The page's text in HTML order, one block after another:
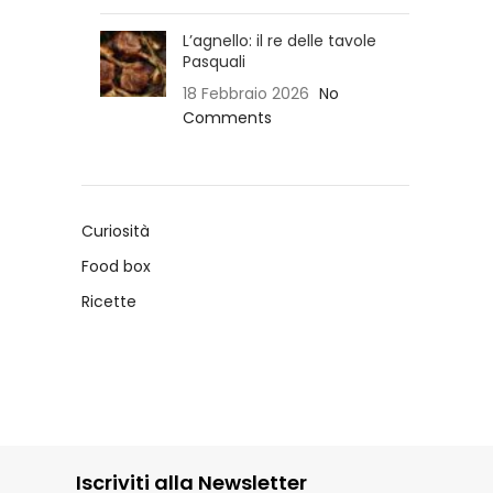
L’agnello: il re delle tavole
Pasquali
18 Febbraio 2026 No
Comments
Curiosità
Food box
Ricette
Iscriviti alla Newsletter